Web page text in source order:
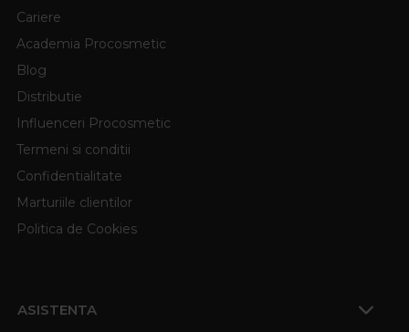
Cariere
Academia Procosmetic
Blog
Distributie
Influenceri Procosmetic
Termeni si conditii
Confidentialitate
Marturiile clientilor
Politica de Cookies
ASISTENTA